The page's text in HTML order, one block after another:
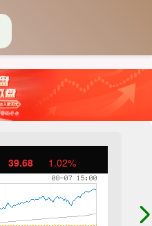
39.68 1.02%